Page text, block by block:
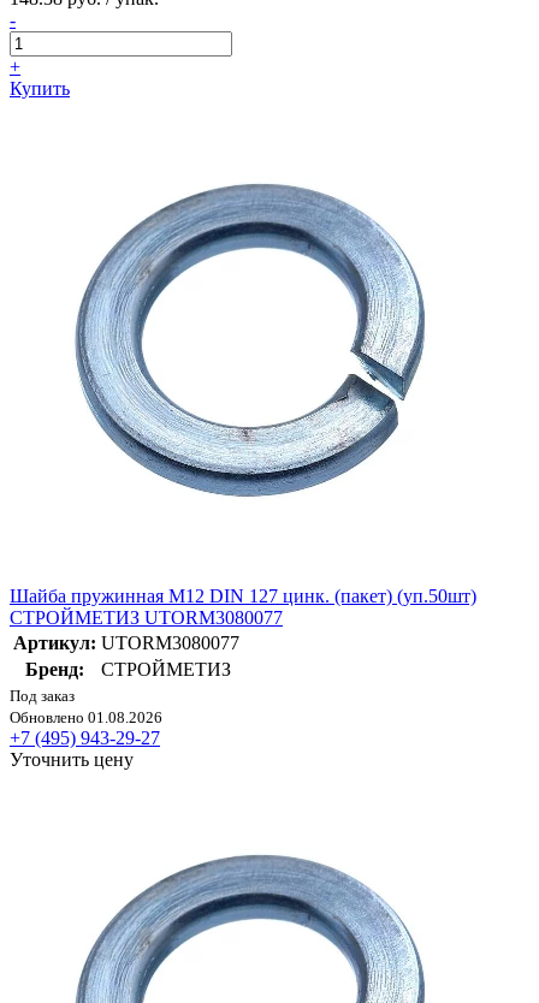
-
+
Купить
Шайба пружинная М12 DIN 127 цинк. (пакет) (уп.50шт)
СТРОЙМЕТИЗ UTORM3080077
Артикул: UTORM3080077
Бренд:
СТРОЙМЕТИЗ
Под заказ
Обновлено 01.08.2026
+7 (495) 943-29-27
Уточнить цену